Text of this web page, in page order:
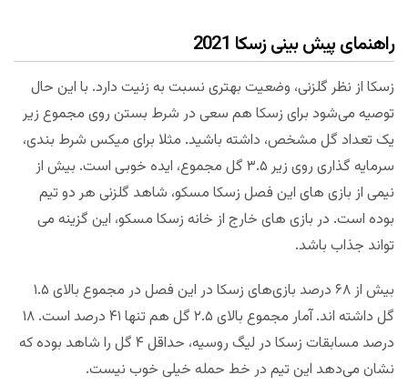
راهنمای پیش بینی زسکا 2021
زسکا از نظر گلزنی، وضعیت بهتری نسبت به زنیت دارد. با این حال
توصیه می‌شود برای زسکا هم سعی در شرط بستن روی مجموع زیر
یک تعداد گل مشخص، داشته باشید. مثلا برای میکس شرط بندی،
سرمایه گذاری روی زیر ۳.۵ گل مجموع، ایده خوبی است. بیش از
نیمی از بازی های این فصل زسکا مسکو، شاهد گلزنی هر دو تیم
بوده است. در بازی های خارج از خانه زسکا مسکو، این گزینه می
تواند جذاب باشد.
بیش از ۶۸ درصد بازی‌های زسکا در این فصل در مجموع بالای ۱.۵
گل داشته اند. آمار مجموع بالای ۲.۵ گل هم تنها ۴۱ درصد است. ۱۸
درصد مسابقات زسکا در لیگ روسیه، حداقل ۴ گل را شاهد بوده که
نشان می‌دهد این تیم در خط حمله خیلی خوب نیست.